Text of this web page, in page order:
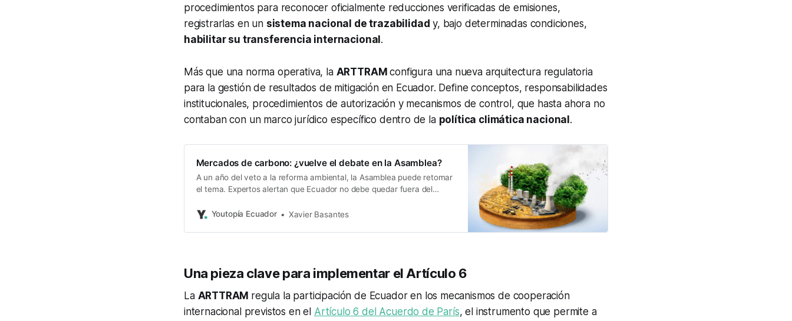
procedimientos para reconocer oficialmente reducciones verificadas de emisiones,
registrarlas en un sistema nacional de trazabilidad y, bajo determinadas condiciones,
habilitar su transferencia internacional .
Más que una norma operativa, la ARTTRAMconfigura una nueva arquitectura regulatoria
para la gestión de resultados de mitigación en Ecuador. Define conceptos, responsabilidades
institucionales, procedimientos de autorización y mecanismos de control, que hasta ahora no
contaban con un marco jurídico específico dentro de la política climática nacional .
Mercados de carbono: ¿vuelve el debate en la Asamblea?
A un año del veto a la reforma ambiental, la Asamblea puede retomar
el tema. Expertos alertan que Ecuador no debe quedar fuera del
Youtopía Ecuador
Xavier Basantes
Una pieza clave para implementar el Artículo 6
La ARTTRAM regula la participación de Ecuador en los mecanismos de cooperación
internacional previstos en el Artículo 6 del Acuerdo de París, el instrumento que permite a